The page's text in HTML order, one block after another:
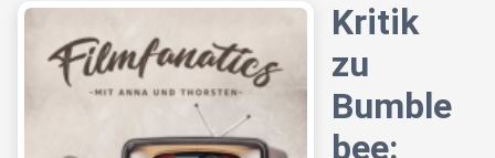
Kritik
zu
Bumble
bee: